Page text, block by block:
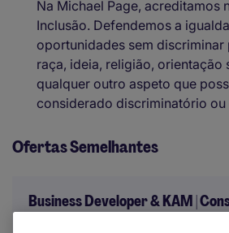
Na Michael Page, acreditamos
Inclusão. Defendemos a
oportunidades sem discriminar
raça, ideia, religião, orientação
qualquer outro aspeto que
considerado discriminatório ou
Ofertas Semelhantes
Business Developer & KAM |